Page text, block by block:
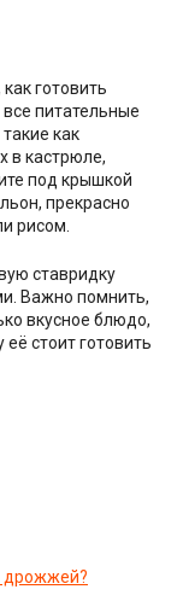
готовить
питательные
как
в кастрюле,
под крышкой
прекрасно
рисом.
ставридку
Важно помнить,
вкусное блюдо,
стоит готовить
дрожжей?